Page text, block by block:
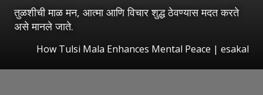
तुळशीची माळ मन, आत्मा आणि विचार शुद्ध ठेवण्यास मदत करते
असे मानले जाते.
How Tulsi Mala Enhances Mental Peace | esakal